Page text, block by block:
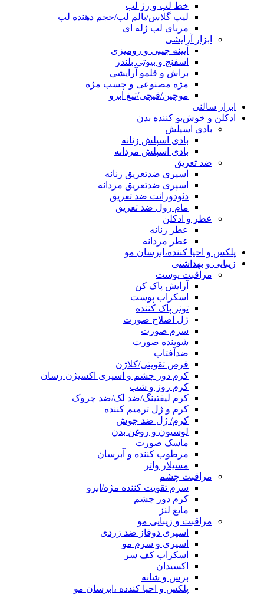
خط لب و رژ لب
لیپ گلاس/بالم لب/حجم دهنده لب
مربای لب ژله ای
ابزار آرایشی
آیینه جیبی و رومیزی
اسفنج و بیوتی بلندر
براش و قلمو آرایشی
مژه مصنوعی و چسب مژه
موچین/قیچی/تیغ ابرو
ابزار سالنی
ادکلن و خوش‌بو کننده بدن
بادی اسپلش
بادی اسپلش زنانه
بادی اسپلش مردانه
ضد تعریق
اسپری ضدتعریق زنانه
اسپری ضدتعریق مردانه
دئودورانت ضد تعریق
مام رول ضد تعریق
عطر و ادکلن
عطر زنانه
عطر مردانه
پلکس و احیا کننده،ابرسان مو
زیبایی و بهداشتی
مراقبت پوست
آرایش پاک کن
اسکراب پوست
تونر پاک کننده
ژل اصلاح صورت
سرم صورت
شوینده صورت
ضدآفتاب
قرص تقویتی/کلاژن
کرم دور چشم و اسپری اکسیژن رسان
کرم روز و شب
کرم لیفتینگ/ضد لک/ضد چروک
کرم و ژل ترمیم کننده
کرم/ ژل ضد جوش
لوسیون و روغن بدن
ماسک صورت
مرطوب کننده و آبرسان
مسیلار واتر
مراقبت چشم
سرم تقویت کننده مژه/ابرو
کرم دور چشم
مایع لنز
مراقبت و زیبایی مو
اسپری دوفاز ضد زردی
اسپری و سرم مو
اسکراب کف سر
اکسیدان
برس و شانه
پلکس و احیا کندده ،ابرسان مو